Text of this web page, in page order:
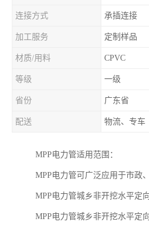
连接方式 承插连接
加工服务 定制样品
材质/用料 CPVC
等级 一级
省份 广东省
配送 物流、专车
MPP电力管适用范围：
MPP电力管可广泛应用于市政
MPP电力管城乡非开挖水平定
MPP电力管城乡非开挖水平定